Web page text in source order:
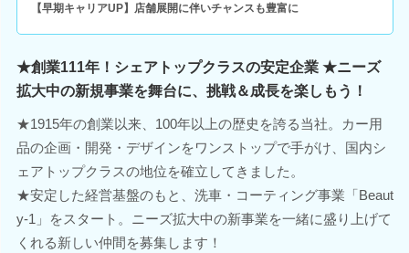
【早期キャリアUP】店舗展開に伴いチャンスも豊富に
★創業111年！シェアトップクラスの安定企業 ★ニーズ
拡大中の新規事業を舞台に、挑戦＆成長を楽しもう！
★1915年の創業以来、100年以上の歴史を誇る当社。カー用
品の企画・開発・デザインをワンストップで手がけ、国内シ
ェアトップクラスの地位を確立してきました。
★安定した経営基盤のもと、洗車・コーティング事業「Beaut
y-1」をスタート。ニーズ拡大中の新事業を一緒に盛り上げて
くれる新しい仲間を募集します！